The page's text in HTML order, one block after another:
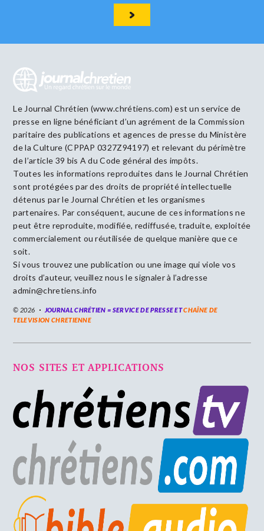
Le Journal Chrétien (www.chrétiens.com) est un service de
presse en ligne bénéficiant d’un agrément de la Commission
paritaire des publications et agences de presse du Ministère
de la Culture (CPPAP 0327Z94197) et relevant du périmètre
de l’article 39 bis A du Code général des impôts.
Toutes les informations reproduites dans le Journal Chrétien
sont protégées par des droits de propriété intellectuelle
détenus par le Journal Chrétien et les organismes
partenaires. Par conséquent, aucune de ces informations ne
peut être reproduite, modifiée, rediffusée, traduite, exploitée
commercialement ou réutilisée de quelque manière que ce
soit.
Si vous trouvez une publication ou une image qui viole vos
droits d’auteur, veuillez nous le signaler à l’adresse
admin@chretiens.info
© 2026 JOURNAL CHRÉTIEN = SERVICE DE PRESSE ETCHAÎNE DE
TELEVISION CHRETIENNE
NOS SITES ET APPLICATIONS